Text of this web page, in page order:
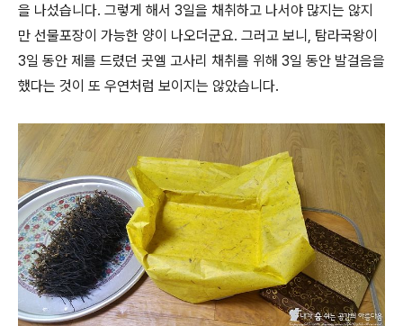
을 나섰습니다. 그렇게 해서 3일을 채취하고 나서야 많지는 않지
만 선물포장이 가능한 양이 나오더군요. 그러고 보니, 탐라국왕이
3일 동안 제를 드렸던 곳엘 고사리 채취를 위해 3일 동안 발걸음을
했다는 것이 또 우연처럼 보이지는 않았습니다.